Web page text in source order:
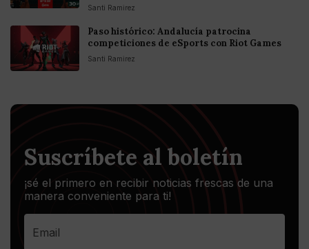
Santi Ramirez
Paso histórico: Andalucía patrocina
competiciones de eSports con Riot Games
Santi Ramirez
Suscríbete al boletín
¡sé el primero en recibir noticias frescas de una
manera conveniente para ti!